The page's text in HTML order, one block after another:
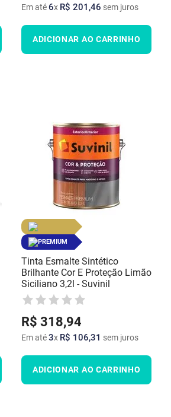
Em até6x R$ 201 ,46 sem juros
ADICIONAR AO CARRINHO
PREMIUM
Tinta Esmalte Sintético
Brilhante Cor E Proteção Limão
Siciliano 3,2l - Suvinil
R$ 318,94
Em até3x R$ 106,31 sem juros
ADICIONAR AO CARRINHO